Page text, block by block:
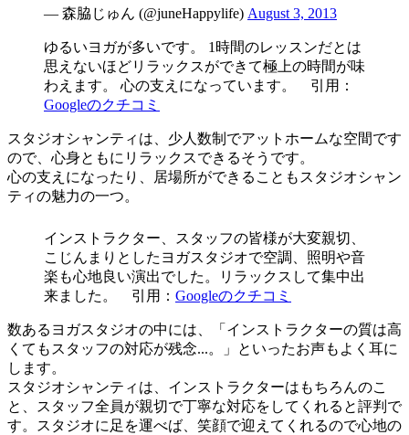
— 森脇じゅん (@juneHappylife) August 3, 2013
ゆるいヨガが多いです。 1時間のレッスンだとは
思えないほどリラックスができて極上の時間が味
わえます。 心の支えになっています。 引用：
Googleのクチコミ
スタジオシャンティは、 少人数制でアットホームな空間です
ので、 心身ともにリラックスできるそうです。
心の支えになったり、居場所ができることもスタジオシャン
ティの魅力の一つ。
インストラクター、スタッフの皆様が大変親切、
こじんまりとしたヨガスタジオで空調、照明や音
楽も心地良い演出でした。リラックスして集中出
来ました。 引用： Googleのクチコミ
数あるヨガスタジオの中には、「インストラクターの質は高
くてもスタッフの対応が残念...。」といったお声もよく耳に
します。
スタジオシャンティは、 インストラクターはもちろんのこ
と、スタッフ全員が親切で丁寧な対応をしてくれると評判 で
す。スタジオに足を運べば、笑顔で迎えてくれるので心地の